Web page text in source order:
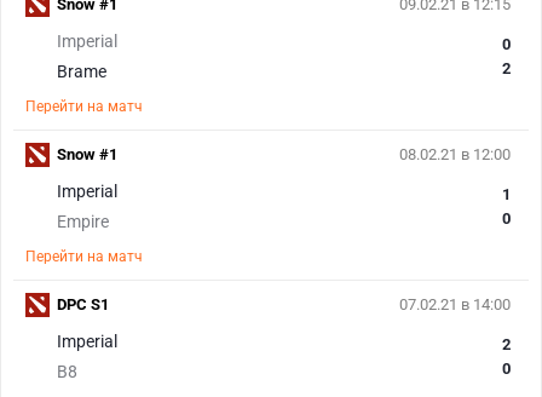
09.02.21 в 12:15
Imperial
Brame
0
2
Перейти на матч
Snow #1
08.02.21 в 12:00
Imperial
Empire
1
0
Перейти на матч
Snow #1
07.02.21 в 14:00
Imperial
B8
2
0
DPC S1